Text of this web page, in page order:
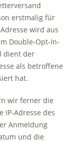
erstmalig für
wird aus
Double-Opt-In-
dient der
als betroffene
hat.
wir ferner die
IP-Adresse des
Anmeldung
und die